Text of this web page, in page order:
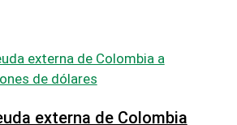
externa de Colombia